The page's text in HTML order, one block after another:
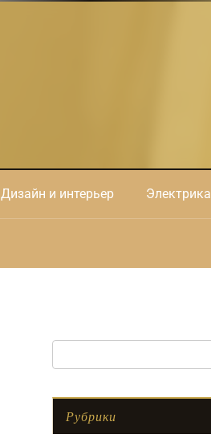
Дизайн и интерьер Электрика
Рубрики